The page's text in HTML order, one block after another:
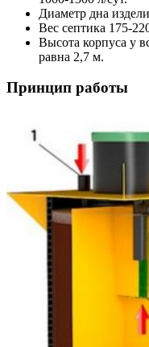
Диаметр дна
Вес септика 175-
Высота корпуса у
равна 2,7 м.
Принцип работы